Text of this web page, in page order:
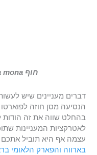
חוף punta mona – פוארטו לימון
דברים מעניינים שיש
הנסיעה מסן חוזה לפוארטו
בהחלט שווה את זה הודות
לאטרקציות המעניינות
עצמה אף היא תוביל אתכם
בארווה והפארק הלאומי